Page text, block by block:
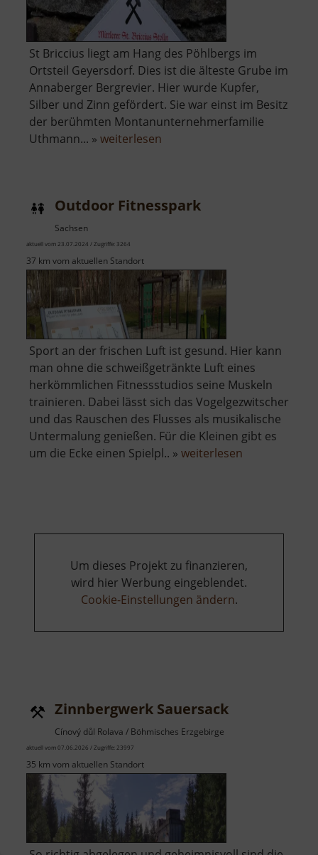
St Briccius liegt am Hang des Pöhlbergs im
Ortsteil Geyersdorf. Dies ist die älteste Grube im
Annaberger Bergrevier. Hier wurde Kupfer,
Silber und Zinn gefördert. Sie war einst im Besitz
der berühmten Montanunternehmerfamilie
Uthmann... » weiterlesen
Outdoor Fitnesspark
Sachsen
aktuell vom 23.07.2024 / Zugriffe: 3264
37 km vom aktuellen Standort
Sport an der frischen Luft ist gesund. Hier kann
man ohne die schweißgetränkte Luft eines
herkömmlichen Fitnessstudios seine Muskeln
trainieren. Dabei lässt sich das Vogelgezwitscher
und das Rauschen des Flusses als musikalische
Untermalung genießen. Für die Kleinen gibt es
um die Ecke einen Spielpl.. » weiterlesen
Um dieses Projekt zu finanzieren,
wird hier Werbung eingeblendet.
Cookie-Einstellungen ändern.
Zinnbergwerk Sauersack
Cínový důl Rolava / Böhmisches Erzgebirge
aktuell vom 07.06.2026 / Zugriffe: 23997
35 km vom aktuellen Standort